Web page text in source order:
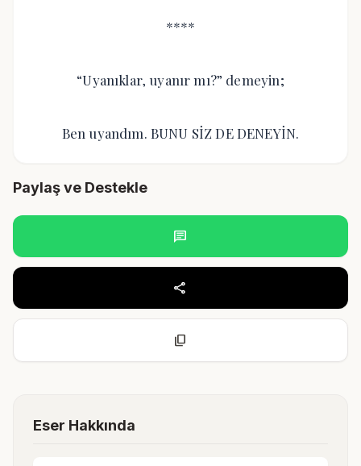
****
“Uyanıklar, uyanır mı?” demeyin;
Ben uyandım. BUNU SİZ DE DENEYİN.
Paylaş ve Destekle
chat
share
content_copy
Eser Hakkında